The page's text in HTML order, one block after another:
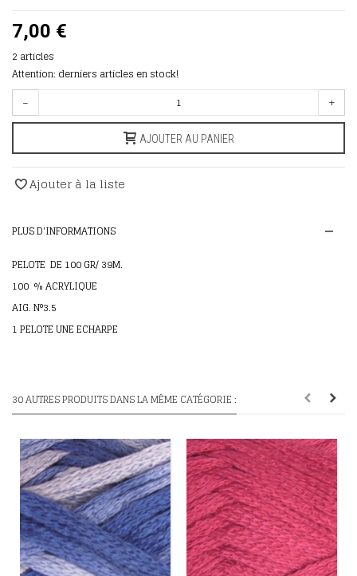
7,00 €
2 articles
Attention: derniers articles en stock!
- +
AJOUTER AU PANIER
Ajouter à la liste
PLUS D'INFORMATIONS
PELOTE DE 100 GR/ 39M.
100 % ACRYLIQUE
AIG. N°3.5
1 PELOTE UNE ECHARPE
30 AUTRES PRODUITS DANS LA MÊME CATÉGORIE :